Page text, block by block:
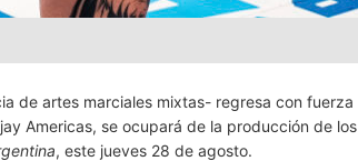
de artes marciales mixtas- regresa con fuerza
Americas, se ocupará de la producción de los
, este jueves 28 de agosto.